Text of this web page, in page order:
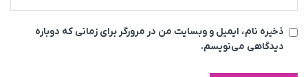
ذخیره نام، ایمیل و وبسایت من در مرورگر برای زمانی که دوباره
دیدگاهی می‌نویسم.